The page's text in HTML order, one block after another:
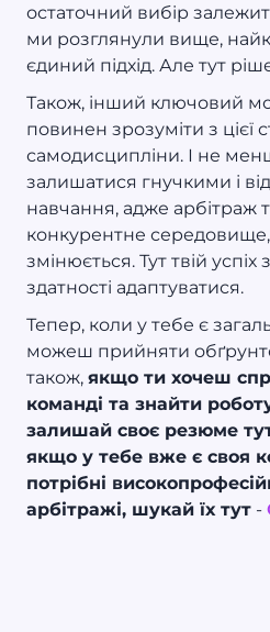
остаточний вибір
ми розглянули вище,
єдиний підхід. Але тут
Також, інший ключовий
повинен зрозуміти з цієї
самодисципліни. І не
залишатися гнучкими і
навчання, адже арбітраж
конкурентне
змінюється. Тут твій успіх
здатності адаптуватися.
Тепер, коли у тебе є
можеш прийняти
також, якщо ти хочеш
команді та знайти
залишай своє резюме
якщо у тебе вже є своя
потрібні
арбітражі, шукай їх тут -